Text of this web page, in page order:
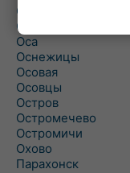
Ополь
Орехово
Оса
Оснежицы
Осовая
Осовцы
Остров
Остромечево
Остромичи
Охово
Парахонск